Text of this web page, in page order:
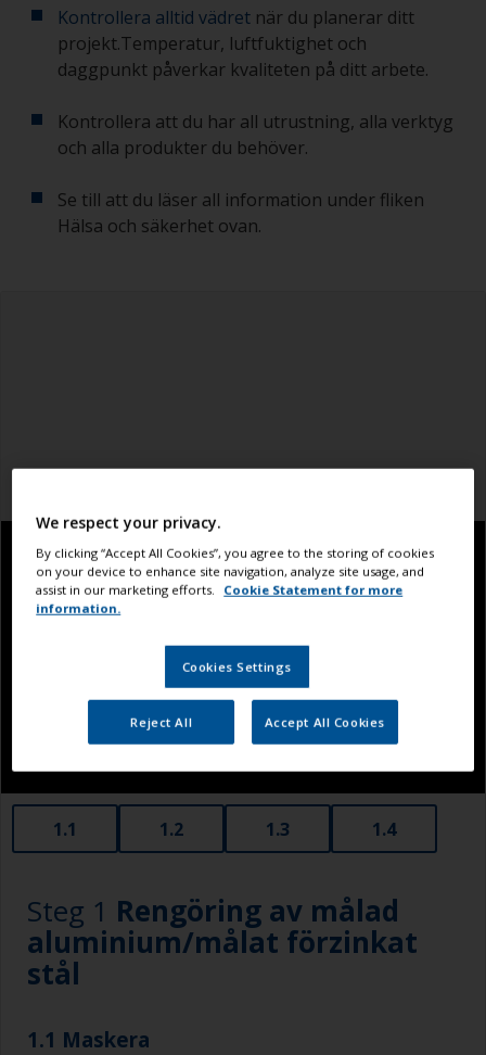
Kontrollera alltid vädret när du planerar ditt
projekt.Temperatur, luftfuktighet och
daggpunkt påverkar kvaliteten på ditt arbete.
Kontrollera att du har all utrustning, alla verktyg
och alla produkter du behöver.
Se till att du läser all information under fliken
Hälsa och säkerhet ovan.
1.1 1.2 1.3 1.4
Steg 1 Rengöring av målad
aluminium/målat förzinkat
stål
1.1 Maskera
We respect your privacy.
By clicking “Accept All Cookies”, you agree to the storing of cookies
on your device to enhance site navigation, analyze site usage, and
assist in our marketing efforts.
Cookie Statement for more
information.
Cookies Settings
Reject All Accept All Cookies